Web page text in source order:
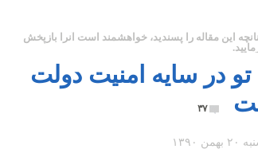
این مقاله را پسندید، خواهشمند است آنرا بازپخش
در سایه امنیت دولت
۳۷